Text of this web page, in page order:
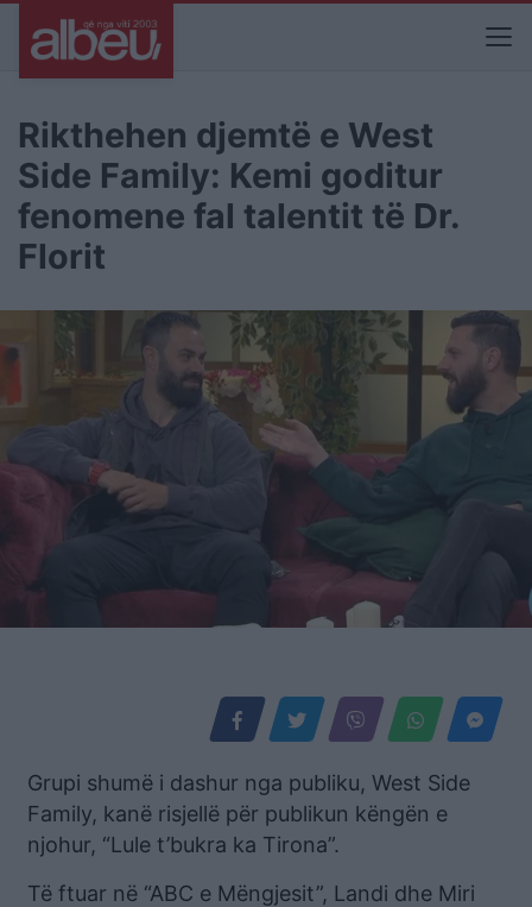
Rikthehen djemtë e West
Side Family: Kemi goditur
fenomene fal talentit të Dr.
Florit
Grupi shumë i dashur nga publiku, West Side
Family, kanë risjellë për publikun këngën e
njohur, “Lule t’bukra ka Tirona”.
Të ftuar në “ABC e Mëngjesit”, Landi dhe Miri